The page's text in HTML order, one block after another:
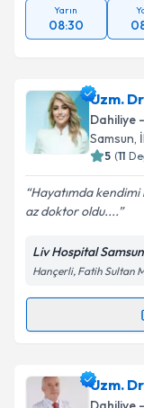
Yarın
08:30
Uzm.
Dahiliye
Samsun,
5 (11
Hayatımda
az doktor oldu....
Liv Hospital
Hançerli, Fatih Sultan
Randevu
Uzm. Dr.
talebi
Uzm.